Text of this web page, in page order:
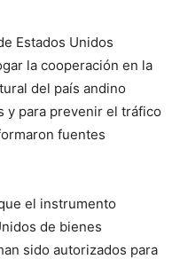
Estados Unidos
la cooperación en la
del país andino
y para prevenir el tráfico
fuentes
el instrumento
de bienes
sido autorizados para